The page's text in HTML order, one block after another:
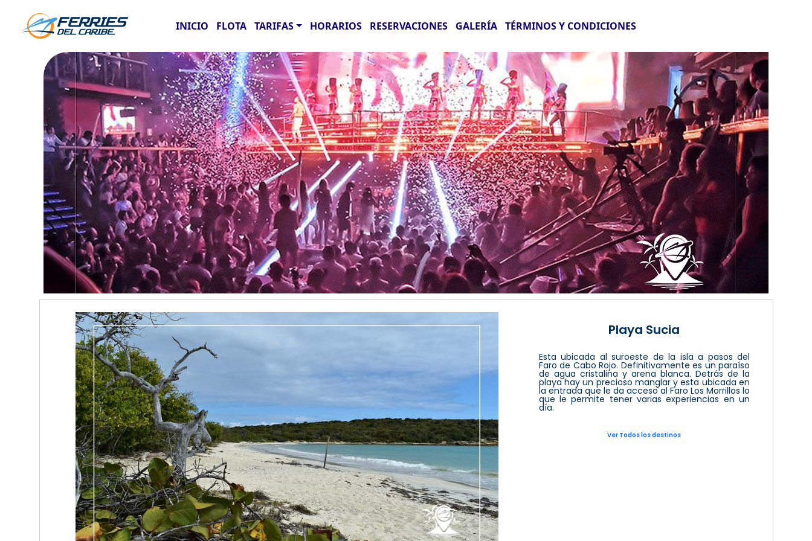
INICIO FLOTA TARIFAS HORARIOS RESERVACIONES GALERÍA TÉRMINOS Y CONDICIONES
Playa Sucia
Esta ubicada al suroeste de la isla a pasos del
Faro de Cabo Rojo. Definitivamente es un paraíso
de agua cristalina y arena blanca. Detrás de la
playa hay un precioso manglar y esta ubicada en
la entrada que le da acceso al Faro Los Morrillos lo
que le permite tener varias experiencias en un
día.
Ver Todos los destinos